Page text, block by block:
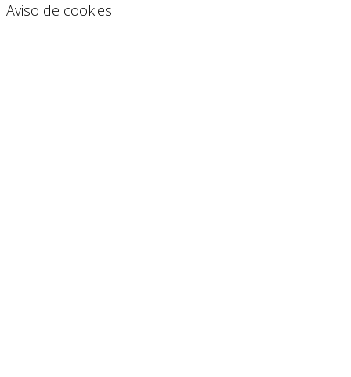
Aviso de cookies